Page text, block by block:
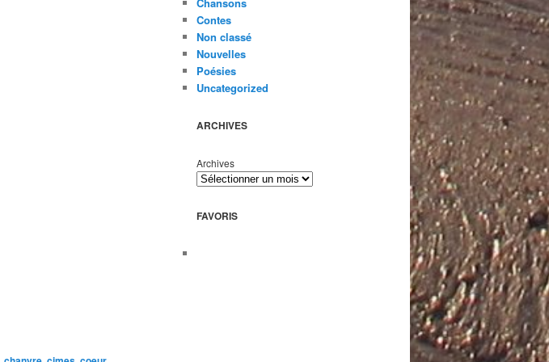
Contes
Non classé
Nouvelles
Poésies
Uncategorized
ARCHIVES
Archives
FAVORIS